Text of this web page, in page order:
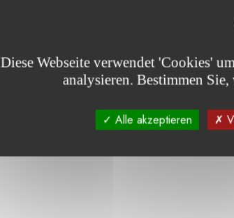
Diese Webseite verwendet 'Cookies'
analysieren. Bestimmen
Alle akzeptieren